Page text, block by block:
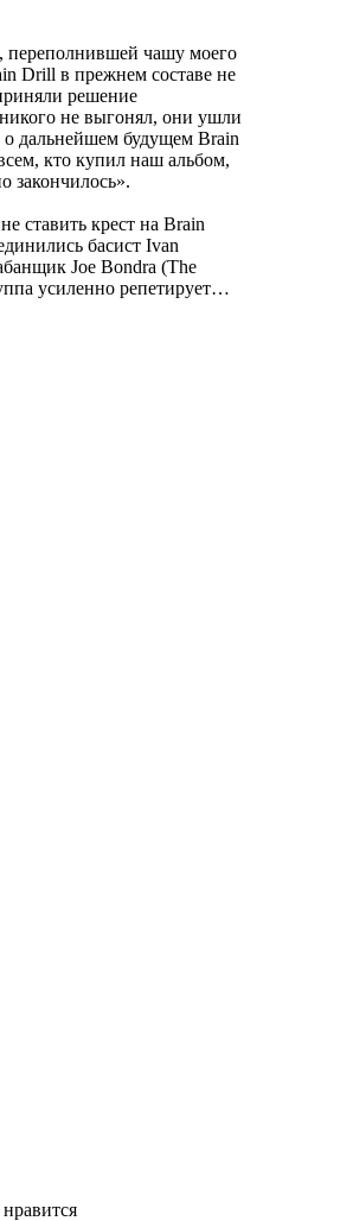
переполнившей чашу моего
Drill в прежнем составе не
решение
не выгонял, они ушли
дальнейшем будущем Brain
кто купил наш альбом,
закончилось».
ставить крест на Brain
басист Ivan
Joe Bondra (The
усиленно репетирует…